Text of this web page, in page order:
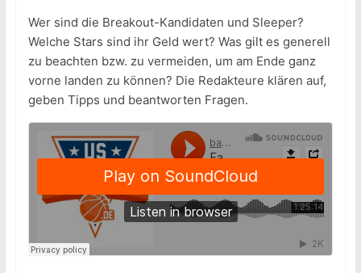
Wer sind die Breakout-Kandidaten und Sleeper?
Welche Stars sind ihr Geld wert? Was gilt es generell
zu beachten bzw. zu vermeiden, um am Ende ganz
vorne landen zu können? Die Redakteure klären auf,
geben Tipps und beantworten Fragen.